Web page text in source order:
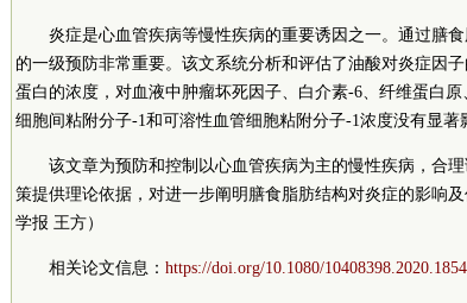
炎症是心血管疾病等慢性疾病的重要诱因之一。通过膳
的一级预防非常重要。该文系统分析和评估了油酸对炎症因
蛋白的浓度，对血液中肿瘤坏死因子、白介素-6、纤维蛋白
细胞间粘附分子-1和可溶性血管细胞粘附分子-1浓度没有显著
该文章为预防和控制以心血管疾病为主的慢性疾病，合
策提供理论依据，对进一步阐明膳食脂肪结构对炎症的影响
学报 王方）
相关论文信息： https://doi.org/10.1080/